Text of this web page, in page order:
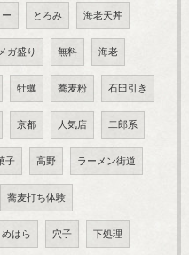
とろみ 海老天丼
メガ盛り 無料 海老
牡蠣 蕎麦粉 石臼引き
京都 人気店 二郎系
子 高野 ラーメン街道
蕎麦打ち体験
はら 穴子 下処理